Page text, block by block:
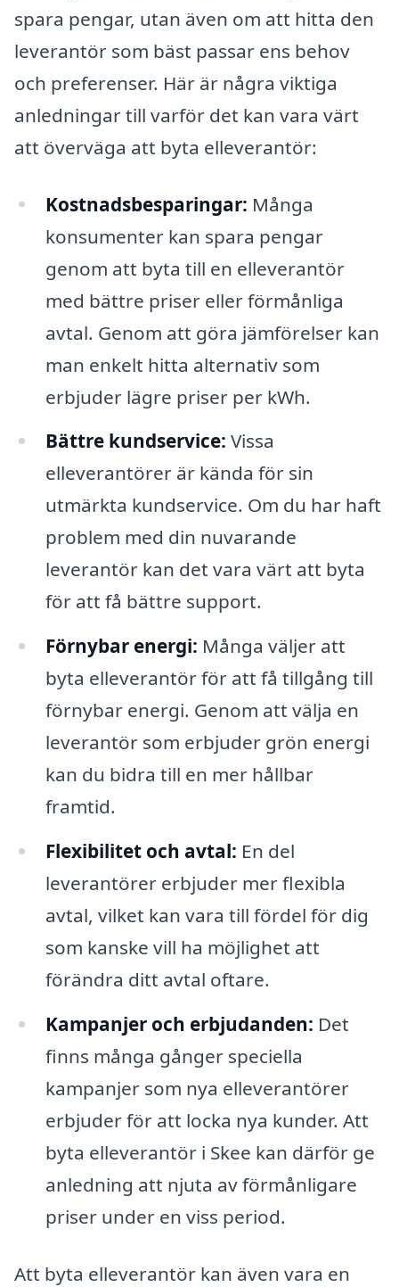
spara pengar, utan även om att hitta den
leverantör som bäst passar ens behov
och preferenser. Här är några viktiga
anledningar till varför det kan vara värt
att överväga att byta elleverantör:
Kostnadsbesparingar: Många
konsumenter kan spara pengar
genom att byta till en elleverantör
med bättre priser eller förmånliga
avtal. Genom att göra jämförelser kan
man enkelt hitta alternativ som
erbjuder lägre priser per kWh.
Bättre kundservice: Vissa
elleverantörer är kända för sin
utmärkta kundservice. Om du har haft
problem med din nuvarande
leverantör kan det vara värt att byta
för att få bättre support.
Förnybar energi: Många väljer att
byta elleverantör för att få tillgång till
förnybar energi. Genom att välja en
leverantör som erbjuder grön energi
kan du bidra till en mer hållbar
framtid.
Flexibilitet och avtal: En del
leverantörer erbjuder mer flexibla
avtal, vilket kan vara till fördel för dig
som kanske vill ha möjlighet att
förändra ditt avtal oftare.
Kampanjer och erbjudanden: Det
finns många gånger speciella
kampanjer som nya elleverantörer
erbjuder för att locka nya kunder. Att
byta elleverantör i Skee kan därför ge
anledning att njuta av förmånligare
priser under en viss period.
Att byta elleverantör kan även vara en